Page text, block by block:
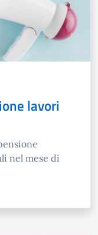
lavori
nel mese di